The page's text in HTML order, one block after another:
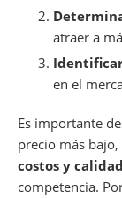
atraer a
en el
Es importante
precio más
costos y calidad
competencia.